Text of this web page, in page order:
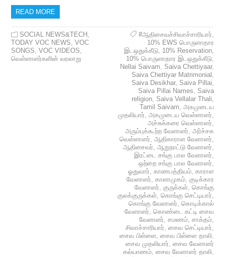
READ MORE
SOCIAL NEWS&TECH ,
TODAY VOC NEWS,VOC
SONGS,VOC VIDEOS,
வெள்ளாளர்களின் வரலாறு
#ஆதிசைவச்சிவாச்சாரியார்,
10% EWS பொருளாதார
இடஒதுக்கீடு, 10% Reservation,
10% பொருளாதார இடஒதுக்கீடு,
Nellai Saivam, Saiva Chettiyaar,
Saiva Chettiyar Matrimonial ,
Saiva Desikhar, Saiva Pillai,
Saiva Pillai Names, Saiva
religion, Saiva Vellalar Thali,
Tamil Saivam, அகமுடைய
முதலியார், அகமுடைய வெள்ளாளர்,
அச்சுக்கரை வெள்ளாளர்,
அரும்புக்கூற்ற வேளாளர், அர்ச்சக
வெள்ளாளர், ஆதிகாராள வேளாளர்,
ஆதிசைவர், ஆறுநாட்டு வேளாளர்,
இரட்டை சங்கு பால வேளாளர்,
ஒற்றை சங்கு பால வேளாளர்,
ஓதுவார், காணபத்தியம், காராள
வேளாளர், காளாமுகம், குடிக்கார
வேளாளர், குருக்கள், கொங்கு
குலக்குருக்கள், கொங்கு செட்டியார்,
கொங்கு வேளாளர், கொடிக்கால்
வேளாளர், கொண்டை கட்டி சைவ
வேளாளர், சமணம், சாக்தம்,
சிவாச்சாரியார், சைவ செட்டியார்,
சைவ பிள்ளை, சைவ பிள்ளை தாலி,
சைவ முதலியார், சைவ வேளாளர்
கல்யாணம், சைவ வேளாளர் தாலி,